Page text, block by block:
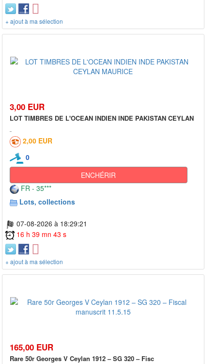
+ ajout à ma sélection
3,00 EUR
LOT TIMBRES DE L'OCEAN INDIEN INDE PAKISTAN CEYLAN
2,00 EUR
0
ENCHÉRIR
FR - 35***
Lots, collections
07-08-2026 à 18:29:21
16 h 39 mn 43 s
+ ajout à ma sélection
165,00 EUR
Rare 50r Georges V Ceylan 1912 – SG 320 – Fisc